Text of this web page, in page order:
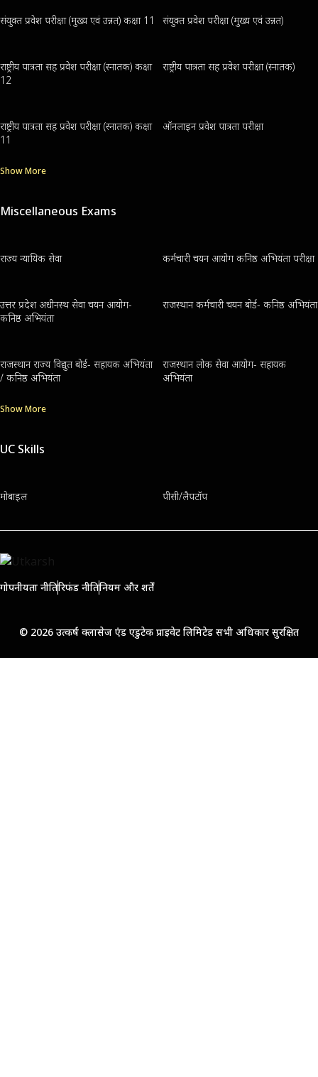
संयुक्त प्रवेश परीक्षा (मुख्य एवं उन्नत) कक्षा 11 संयुक्त प्रवेश परीक्षा (मुख्य एवं उन्नत)
राष्ट्रीय पात्रता सह प्रवेश परीक्षा (स्नातक) कक्षा
12
राष्ट्रीय पात्रता सह प्रवेश परीक्षा (स्नातक)
राष्ट्रीय पात्रता सह प्रवेश परीक्षा (स्नातक) कक्षा
11
ऑनलाइन प्रवेश पात्रता परीक्षा
Show More
Miscellaneous Exams
राज्य न्यायिक सेवा कर्मचारी चयन आयोग कनिष्ठ अभियंता परीक्षा
उत्तर प्रदेश अधीनस्थ सेवा चयन आयोग-
कनिष्ठ अभियंता
राजस्थान कर्मचारी चयन बोर्ड- कनिष्ठ अभियंता
राजस्थान राज्य विद्युत बोर्ड- सहायक अभियंता
/ कनिष्ठ अभियंता
राजस्थान लोक सेवा आयोग- सहायक
अभियंता
Show More
UC Skills
मोबाइल पीसी/लैपटॉप
गोपनीयता नीतिरिफंड नीतिनियम और शर्तें
© 2026 उत्कर्ष क्लासेज एंड एडुटेक प्राइवेट लिमिटेड सभी अधिकार सुरक्षित